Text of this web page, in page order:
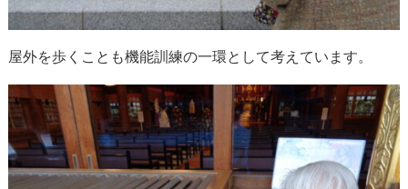
屋外を歩くことも機能訓練の一環として考えています。